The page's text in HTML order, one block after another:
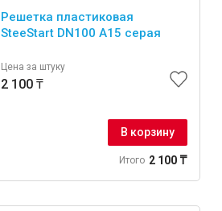
Решетка пластиковая
SteeStart DN100 А15 серая
Цена за штуку
2 100 ₸
В корзину
Итого 2 100 ₸